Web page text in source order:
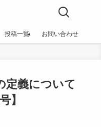
投稿一覧 お問い合わせ
定義について
】